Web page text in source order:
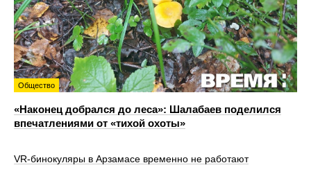
Общество
«Наконец добрался до леса»: Шалабаев поделился
впечатлениями от «тихой охоты»
VR‑бинокуляры в Арзамасе временно не работают